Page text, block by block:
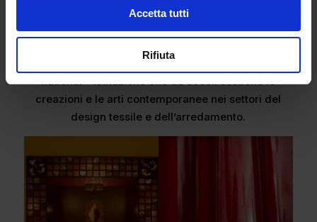
Accetta tutti
Rifiuta
marmorizzato ispirato alla glassa di una torta,
realizzata per la “Salle à manger” di Paul Bonlarron,
Esembliers” a Parigi, organizzata dal Mobilier
national – istituzione che da secoli sostiene le
creazioni e le arti contemporanee nei settori del
design tessile e dell’arredamento.